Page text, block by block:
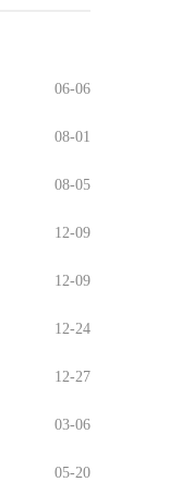
06-06
08-01
08-05
12-09
12-09
12-24
12-27
03-06
05-20